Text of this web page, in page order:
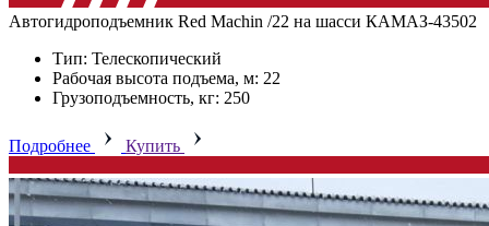
Автогидроподъемник Red Machin /22 на шасси КАМАЗ-43502
Тип: Телескопический
Рабочая высота подъема, м: 22
Грузоподъемность, кг: 250
Подробнее Купить